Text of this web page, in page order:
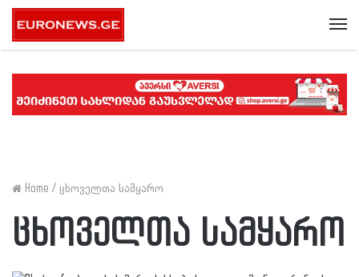
Home / ცხოველთა სამყარო
ცხოველთა სამყარო